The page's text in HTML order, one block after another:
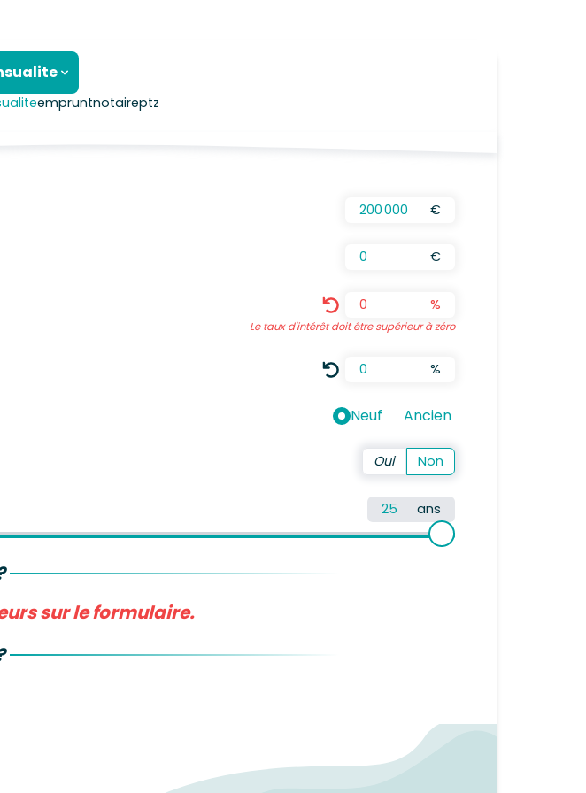
empruntnotaireptz
ET BANQUES CALCULÉS AUTOMATIQUEMENT €
€
%
Le taux d'intérêt doit être supérieur à zéro
%
Neuf Ancien
années
ans
sur le formulaire.